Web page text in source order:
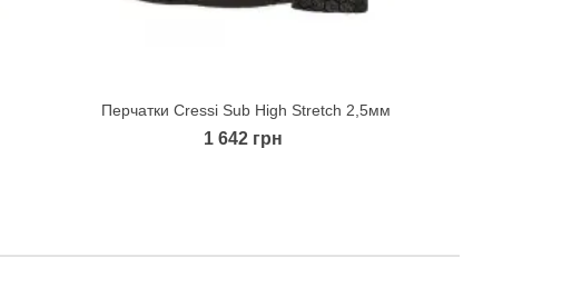
Quick view
Перчатки Cressi Sub High Stretch 2,5мм
1 642 грн